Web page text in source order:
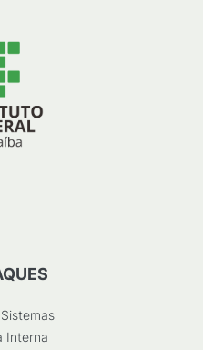
Interna